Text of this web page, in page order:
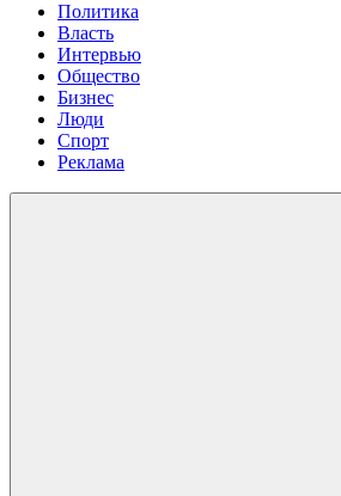
Политика
Власть
Интервью
Общество
Бизнес
Люди
Спорт
Реклама